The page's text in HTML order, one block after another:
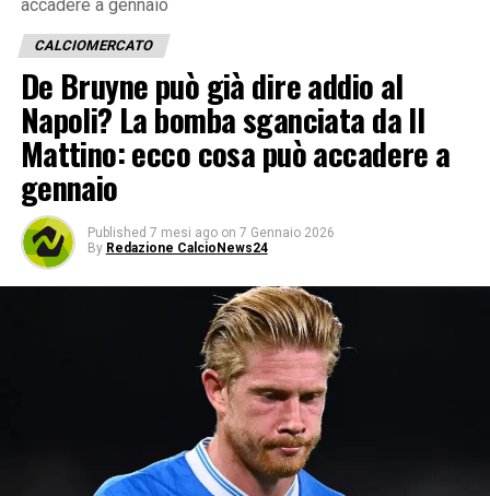
accadere a gennaio
CALCIOMERCATO
De Bruyne può già dire addio al
Napoli? La bomba sganciata da Il
Mattino: ecco cosa può accadere a
gennaio
Published 7 mesi ago on 7 Gennaio 2026
By Redazione CalcioNews24